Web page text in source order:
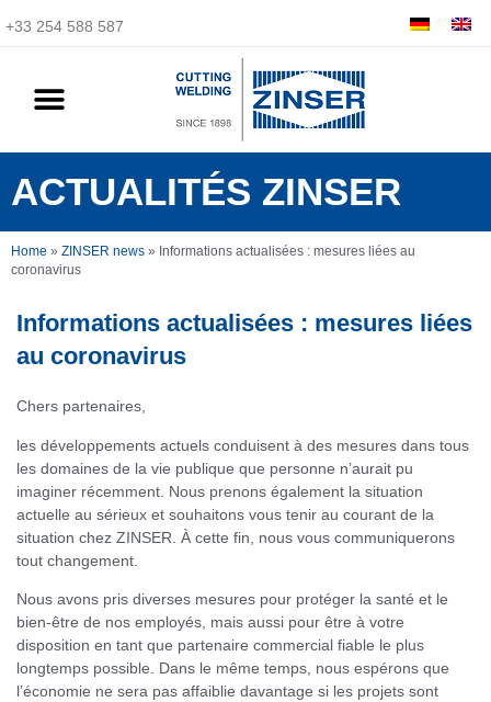
+33 254 588 587
ACTUALITÉS ZINSER
Home » ZINSER news » Informations actualisées : mesures liées au
coronavirus
Informations actualisées : mesures liées
au coronavirus
Chers partenaires,
les développements actuels conduisent à des mesures dans tous
les domaines de la vie publique que personne n’aurait pu
imaginer récemment. Nous prenons également la situation
actuelle au sérieux et souhaitons vous tenir au courant de la
situation chez ZINSER. À cette fin, nous vous communiquerons
tout changement.
Nous avons pris diverses mesures pour protéger la santé et le
bien-être de nos employés, mais aussi pour être à votre
disposition en tant que partenaire commercial fiable le plus
longtemps possible. Dans le même temps, nous espérons que
l’économie ne sera pas affaiblie davantage si les projets sont